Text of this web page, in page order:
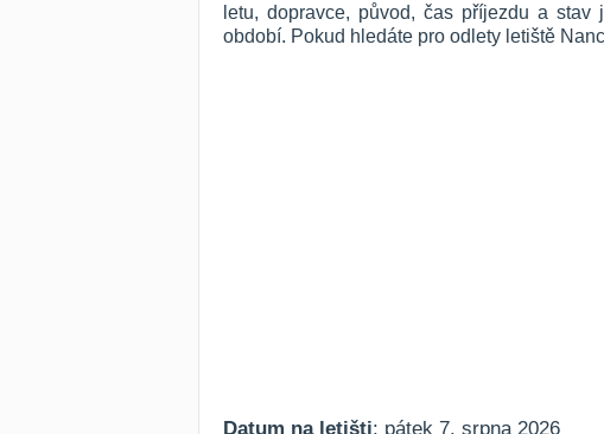
letu, dopravce, původ, čas příjezdu a
období. Pokud hledáte pro odlety letiště
Datum na letišti: pátek 7. srpna 2026